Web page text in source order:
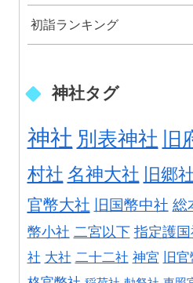
初詣ランキング
神社タグ
神社 別表神社 旧
村社 名神大社 旧郷
官幣大社
旧国幣中社 総
幣小社 二宮以下 指定護
社 大社 二十二社 神宮 旧